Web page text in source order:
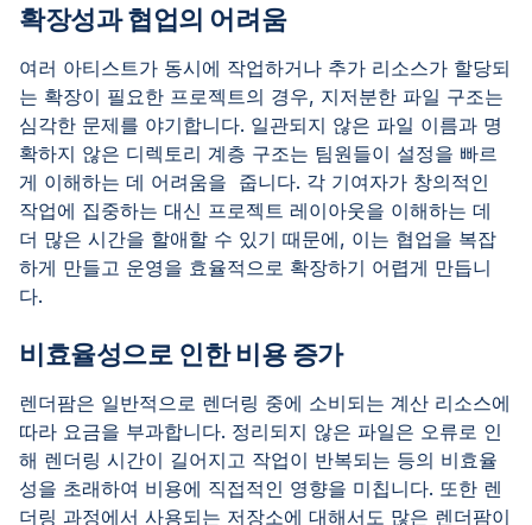
확장성과 협업의 어려움
여러 아티스트가 동시에 작업하거나 추가 리소스가 할당되
는 확장이 필요한 프로젝트의 경우, 지저분한 파일 구조는
심각한 문제를 야기합니다. 일관되지 않은 파일 이름과 명
확하지 않은 디렉토리 계층 구조는 팀원들이 설정을 빠르
게 이해하는 데 어려움을 줍니다. 각 기여자가 창의적인
작업에 집중하는 대신 프로젝트 레이아웃을 이해하는 데
더 많은 시간을 할애할 수 있기 때문에, 이는 협업을 복잡
하게 만들고 운영을 효율적으로 확장하기 어렵게 만듭니
다.
비효율성으로 인한 비용 증가
렌더팜은 일반적으로 렌더링 중에 소비되는 계산 리소스에
따라 요금을 부과합니다. 정리되지 않은 파일은 오류로 인
해 렌더링 시간이 길어지고 작업이 반복되는 등의 비효율
성을 초래하여 비용에 직접적인 영향을 미칩니다. 또한 렌
더링 과정에서 사용되는 저장소에 대해서도 많은 렌더팜이